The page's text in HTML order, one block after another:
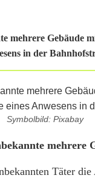
Gebäude
in der
Symbolbild: Pixabay
mehrere
Täter